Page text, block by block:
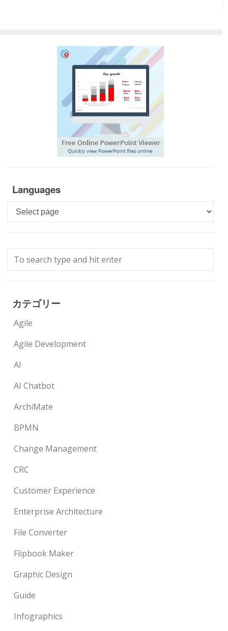
Languages
Languages
カテゴリー
Agile
Agile Development
AI
AI Chatbot
ArchiMate
BPMN
Change Management
CRC
Customer Experience
Enterprise Architecture
File Converter
Flipbook Maker
Graphic Design
Guide
Infographics